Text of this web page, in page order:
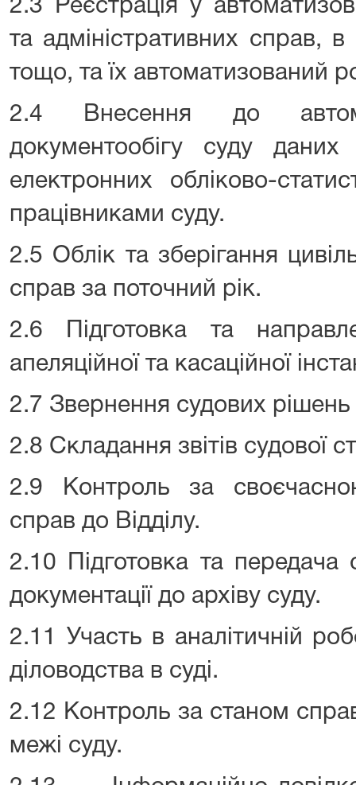
2.3 Реєстрація у
та адміністративних справ,
тощо, та їх автоматизований
2.4 Внесення до
документообігу суду
електронних обліково-
працівниками суду.
2.5 Облік та зберігання
справ за поточний рік.
2.6 Підготовка та
апеляційної та касаційної
2.7 Звернення судових
2.8 Складання звітів судової
2.9 Контроль за
справ до Відділу.
2.10 Підготовка та передача
документації до архіву суду.
2.11 Участь в аналітичній
діловодства в суді.
2.12 Контроль за станом
межі суду.